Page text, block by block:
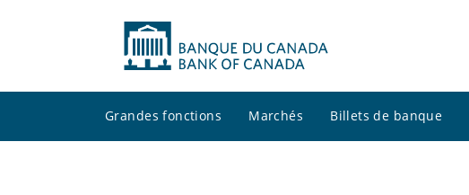
Grandes fonctions Marchés Billets de banque